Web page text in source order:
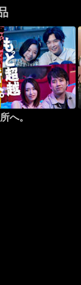
へ。